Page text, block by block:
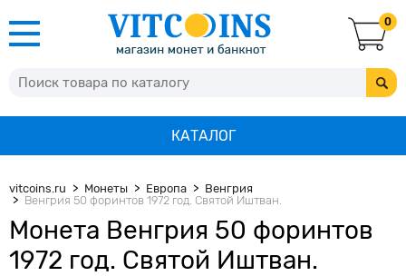
0
КАТАЛОГ
vitcoins.ru Монеты Европа
Венгрия
Венгрия 50 форинтов 1972 год. Святой Иштван.
Монета Венгрия 50 форинтов
1972 год. Святой Иштван.